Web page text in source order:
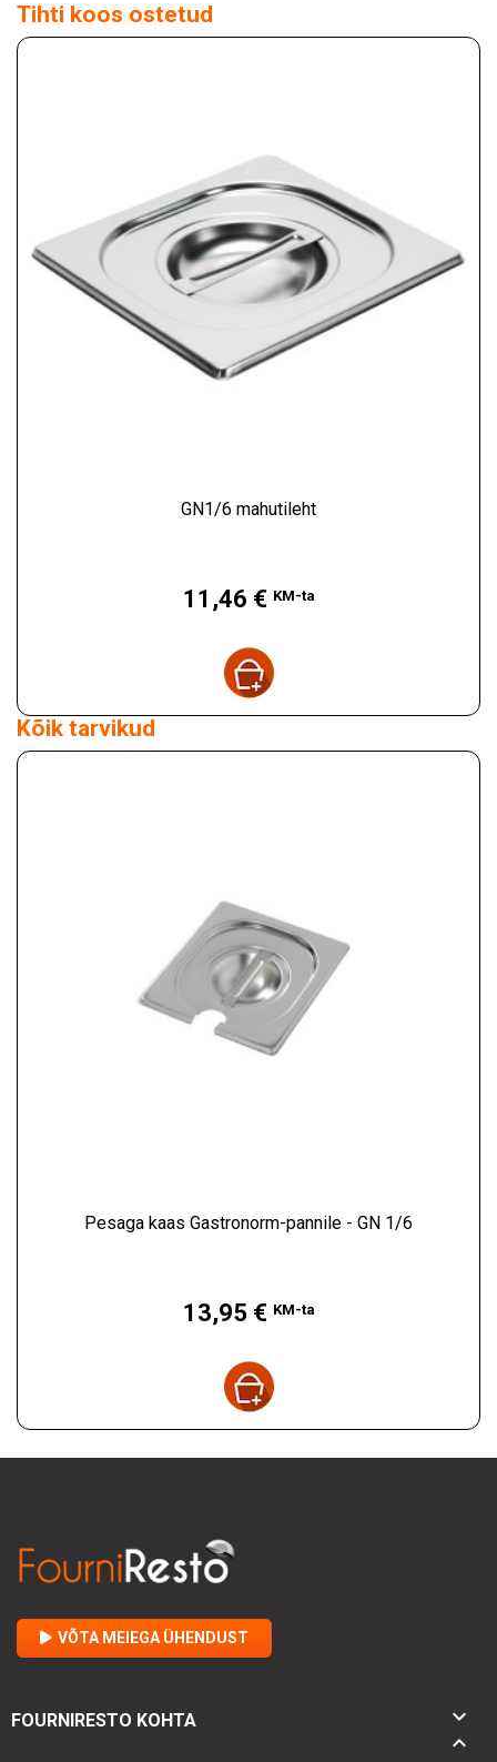
Tihti koos ostetud
GN1/6 mahutileht
11,46 € KM-ta
Kõik tarvikud
Pesaga kaas Gastronorm-pannile - GN 1/6
13,95 € KM-ta
VÕTA MEIEGA ÜHENDUST
FOURNIRESTO KOHTA

